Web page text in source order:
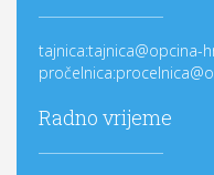
tajnica:tajnica@opcina-
Radno vrijeme